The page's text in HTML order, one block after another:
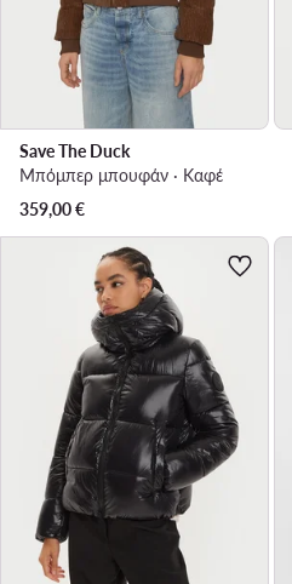
Save The Duck
Μπόμπερ μπουφάν · Καφέ
359,00€